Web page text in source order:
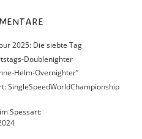
2025: Die siebte Tag
Doublenighter
Helm-Overnighter”
SingleSpeedWorldChampionship
Spessart: